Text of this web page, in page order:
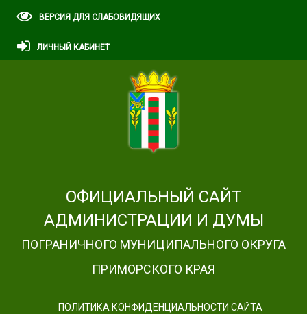
ВЕРСИЯ ДЛЯ СЛАБОВИДЯЩИХ
ЛИЧНЫЙ КАБИНЕТ
ОФИЦИАЛЬНЫЙ САЙТ
АДМИНИСТРАЦИИ И ДУМЫ
ПОГРАНИЧНОГО МУНИЦИПАЛЬНОГО ОКРУГА
ПРИМОРСКОГО КРАЯ
ПОЛИТИКА КОНФИДЕНЦИАЛЬНОСТИ САЙТА